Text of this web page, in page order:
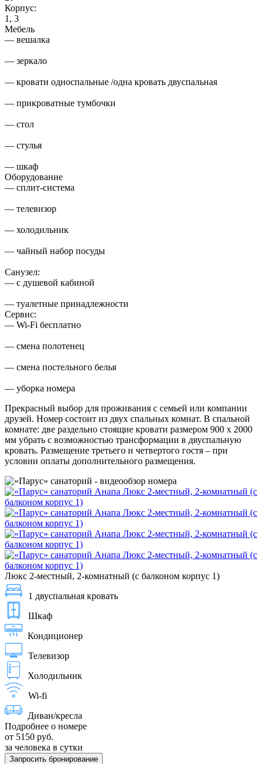
Корпус:
1, 3
Мебель
— вешалка
— зеркало
— кровати односпальные /одна кровать двуспальная
— прикроватные тумбочки
— стол
— стулья
— шкаф
Оборудование
— сплит-система
— телевизор
— холодильник
— чайный набор посуды
Санузел:
— с душевой кабиной
— туалетные принадлежности
Сервис:
— Wi-Fi бесплатно
— смена полотенец
— смена постельного белья
— уборка номера
Прекрасный выбор для проживания с семьей или компании
друзей. Номер состоит из двух спальных комнат. В спальной
комнате: две раздельно стоящие кровати размером 900 х 2000
мм убрать с возможностью трансформации в двуспальную
кровать. Размещение третьего и четвертого гостя – при
условии оплаты дополнительного размещения.
Люкс 2-местный, 2-комнатный (с балконом корпус 1)
1 двуспальная кровать
Шкаф
Кондиционер
Телевизор
Холодильник
Wi-fi
Диван/кресла
Подробнее о номере
от 5150 руб.
за человека в сутки
Запросить бронирование